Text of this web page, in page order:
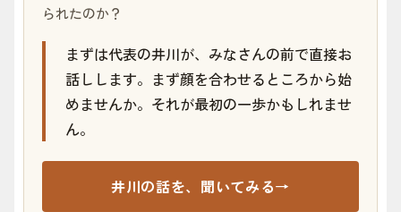
られたのか？
まずは代表の井川が、みなさんの前で直接お
話しします。まず顔を合わせるところから始
めませんか。それが最初の一歩かもしれませ
ん。
井川の話を、聞いてみる→